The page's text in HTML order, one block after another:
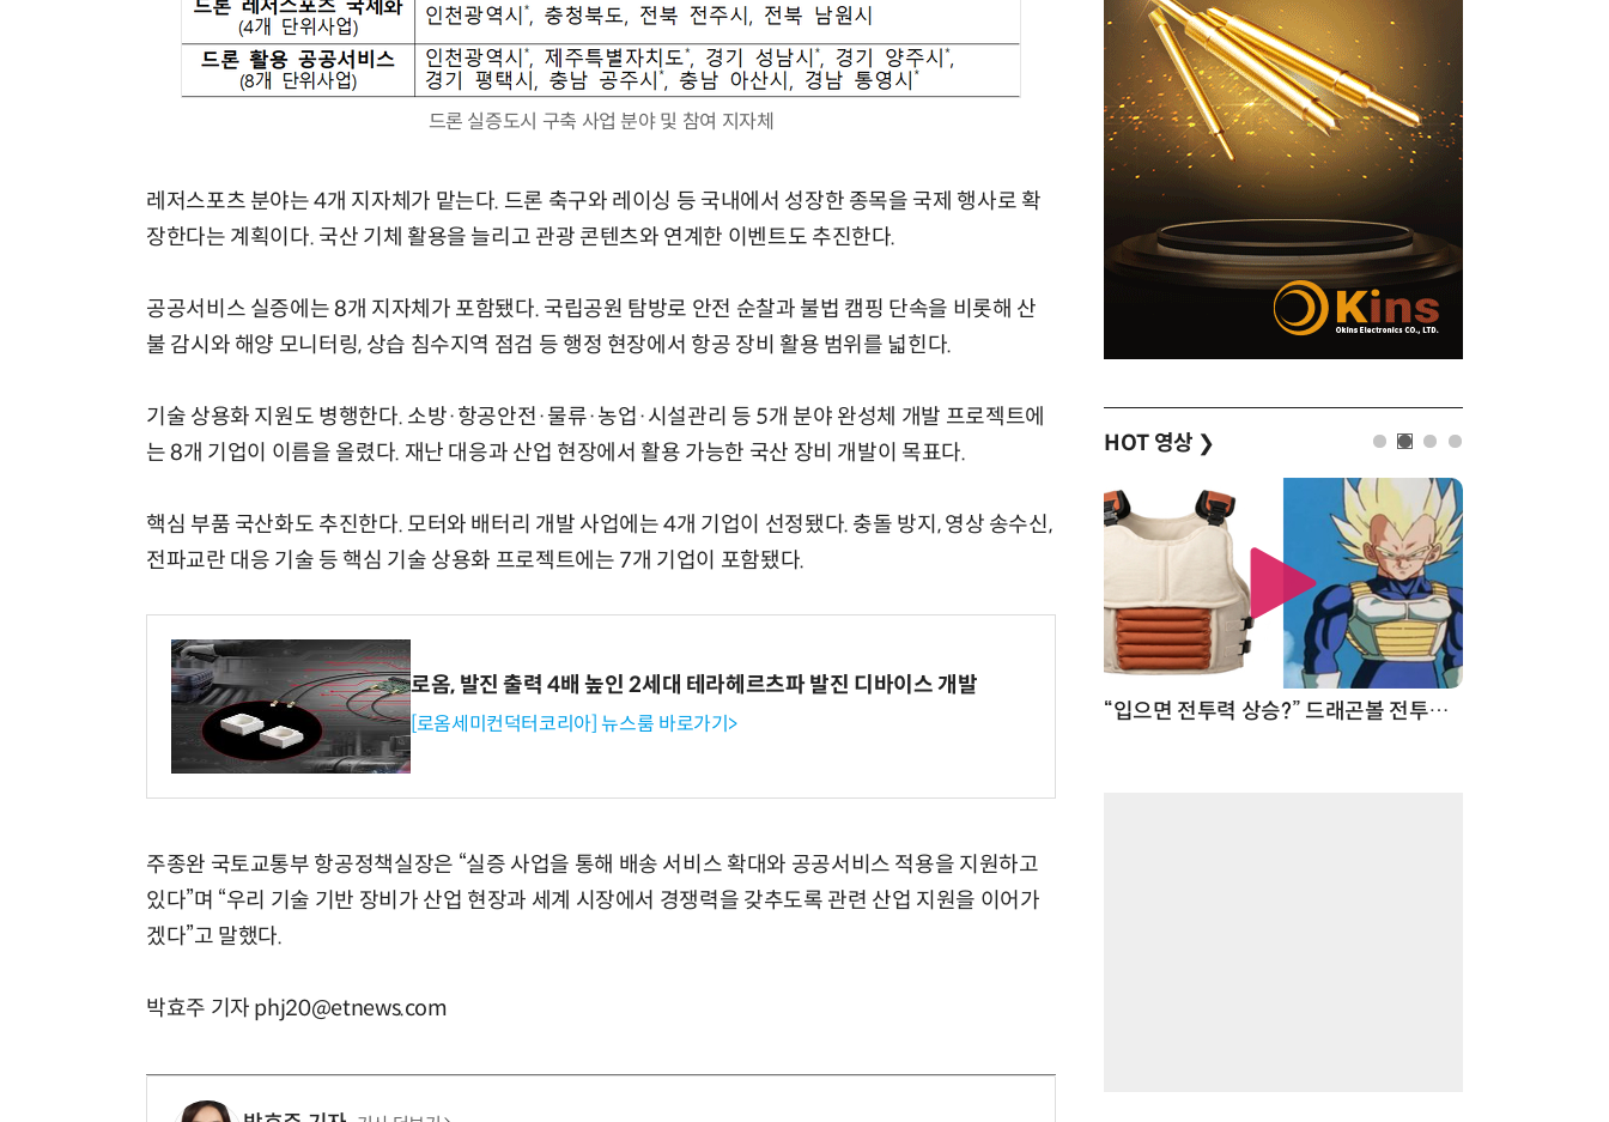
드론 실증도시 구축 사업 분야 및 참여 지자체
레저스포츠 분야는 4개 지자체가 맡는다. 드론 축구와 레이싱 등 국내에서 성장한 종목을 국제 행사로 확
장한다는 계획이다. 국산 기체 활용을 늘리고 관광 콘텐츠와 연계한 이벤트도 추진한다.
공공서비스 실증에는 8개 지자체가 포함됐다. 국립공원 탐방로 안전 순찰과 불법 캠핑 단속을 비롯해 산
불 감시와 해양 모니터링, 상습 침수지역 점검 등 행정 현장에서 항공 장비 활용 범위를 넓힌다.
기술 상용화 지원도 병행한다. 소방·항공안전·물류·농업·시설관리 등 5개 분야 완성체 개발 프로젝트에
는 8개 기업이 이름을 올렸다. 재난 대응과 산업 현장에서 활용 가능한 국산 장비 개발이 목표다.
핵심 부품 국산화도 추진한다. 모터와 배터리 개발 사업에는 4개 기업이 선정됐다. 충돌 방지, 영상 송수신,
전파교란 대응 기술 등 핵심 기술 상용화 프로젝트에는 7개 기업이 포함됐다.
로옴, 발진 출력 4배 높인 2세대 테라헤르츠파 발진 디바이스 개발
[로옴세미컨덕터코리아] 뉴스룸 바로가기>
주종완 국토교통부 항공정책실장은 “실증 사업을 통해 배송 서비스 확대와 공공서비스 적용을 지원하고
있다”며 “우리 기술 기반 장비가 산업 현장과 세계 시장에서 경쟁력을 갖추도록 관련 산업 지원을 이어가
겠다”고 말했다.
박효주 기자 phj20@etnews.com
HOT 영상 ❯
“계속 쫓아왔다”…도망치던 우크라 민간인 공격한 러 자폭 드론 “입으면 전투력 상승?” 드래곤볼 전투복 닮은 중량조끼